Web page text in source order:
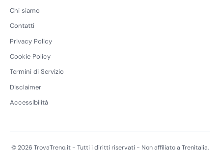
Chi siamo
Contatti
Privacy Policy
Cookie Policy
Termini di Servizio
Disclaimer
Accessibilità
© 2026 TrovaTreno.it - Tutti i diritti riservati - Non affiliato a Trenitalia,